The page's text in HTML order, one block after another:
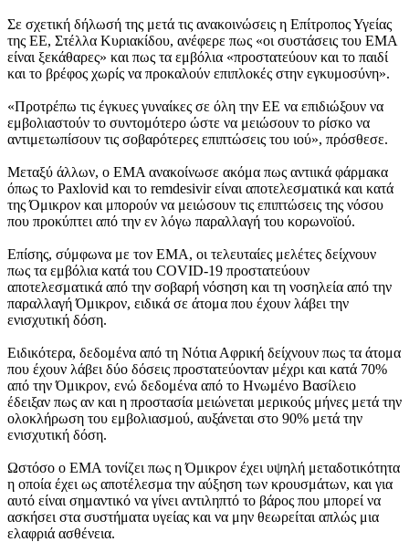
Σε σχετική δήλωσή της μετά τις ανακοινώσεις η Επίτροπος Υγείας
της ΕΕ, Στέλλα Κυριακίδου, ανέφερε πως «οι συστάσεις του ΕΜΑ
είναι ξεκάθαρες» και πως τα εμβόλια «προστατεύουν και το παιδί
και το βρέφος χωρίς να προκαλούν επιπλοκές στην εγκυμοσύνη».
«Προτρέπω τις έγκυες γυναίκες σε όλη την ΕΕ να επιδιώξουν να
εμβολιαστούν το συντομότερο ώστε να μειώσουν το ρίσκο να
αντιμετωπίσουν τις σοβαρότερες επιπτώσεις του ιού», πρόσθεσε.
Μεταξύ άλλων, ο ΕΜΑ ανακοίνωσε ακόμα πως αντιικά φάρμακα
όπως το Paxlovid και το remdesivir είναι αποτελεσματικά και κατά
της Όμικρον και μπορούν να μειώσουν τις επιπτώσεις της νόσου
που προκύπτει από την εν λόγω παραλλαγή του κορωνοϊού.
Επίσης, σύμφωνα με τον ΕΜΑ, οι τελευταίες μελέτες δείχνουν
πως τα εμβόλια κατά του COVID-19 προστατεύουν
αποτελεσματικά από την σοβαρή νόσηση και τη νοσηλεία από την
παραλλαγή Όμικρον, ειδικά σε άτομα που έχουν λάβει την
ενισχυτική δόση.
Ειδικότερα, δεδομένα από τη Νότια Αφρική δείχνουν πως τα άτομα
που έχουν λάβει δύο δόσεις προστατεύονταν μέχρι και κατά 70%
από την Όμικρον, ενώ δεδομένα από το Ηνωμένο Βασίλειο
έδειξαν πως αν και η προστασία μειώνεται μερικούς μήνες μετά την
ολοκλήρωση του εμβολιασμού, αυξάνεται στο 90% μετά την
ενισχυτική δόση.
Ωστόσο ο ΕΜΑ τονίζει πως η Όμικρον έχει υψηλή μεταδοτικότητα
η οποία έχει ως αποτέλεσμα την αύξηση των κρουσμάτων, και για
αυτό είναι σημαντικό να γίνει αντιληπτό το βάρος που μπορεί να
ασκήσει στα συστήματα υγείας και να μην θεωρείται απλώς μια
ελαφριά ασθένεια.